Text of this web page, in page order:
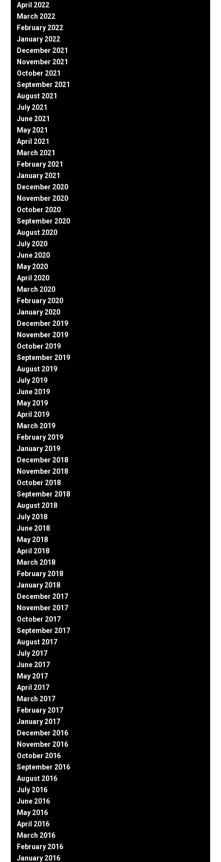
April 2022
March 2022
February 2022
January 2022
December 2021
November 2021
October 2021
September 2021
August 2021
July 2021
June 2021
May 2021
April 2021
March 2021
February 2021
January 2021
December 2020
November 2020
October 2020
September 2020
August 2020
July 2020
June 2020
May 2020
April 2020
March 2020
February 2020
January 2020
December 2019
November 2019
October 2019
September 2019
August 2019
July 2019
June 2019
May 2019
April 2019
March 2019
February 2019
January 2019
December 2018
November 2018
October 2018
September 2018
August 2018
July 2018
June 2018
May 2018
April 2018
March 2018
February 2018
January 2018
December 2017
November 2017
October 2017
September 2017
August 2017
July 2017
June 2017
May 2017
April 2017
March 2017
February 2017
January 2017
December 2016
November 2016
October 2016
September 2016
August 2016
July 2016
June 2016
May 2016
April 2016
March 2016
February 2016
January 2016